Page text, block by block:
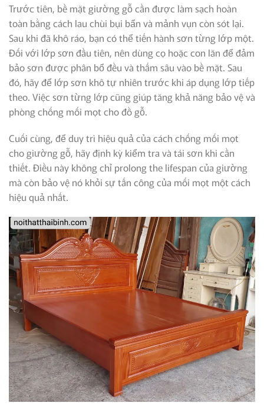
Trước tiên, bề mặt giường gỗ cần được làm sạch hoàn
toàn bằng cách lau chùi bụi bẩn và mảnh vụn còn sót lại.
Sau khi đã khô ráo, bạn có thể tiến hành sơn từng lớp một.
Đối với lớp sơn đầu tiên, nên dùng cọ hoặc con lăn để đảm
bảo sơn được phân bổ đều và thấm sâu vào bề mặt. Sau
đó, hãy để lớp sơn khô tự nhiên trước khi áp dụng lớp tiếp
theo. Việc sơn từng lớp cũng giúp tăng khả năng bảo vệ và
phòng chống mối mọt cho đồ gỗ.
Cuối cùng, để duy trì hiệu quả của cách chống mối mọt
cho giường gỗ, hãy định kỳ kiểm tra và tái sơn khi cần
thiết. Điều này không chỉ prolong the lifespan của giường
mà còn bảo vệ nó khỏi sự tấn công của mối mọt một cách
hiệu quả nhất.